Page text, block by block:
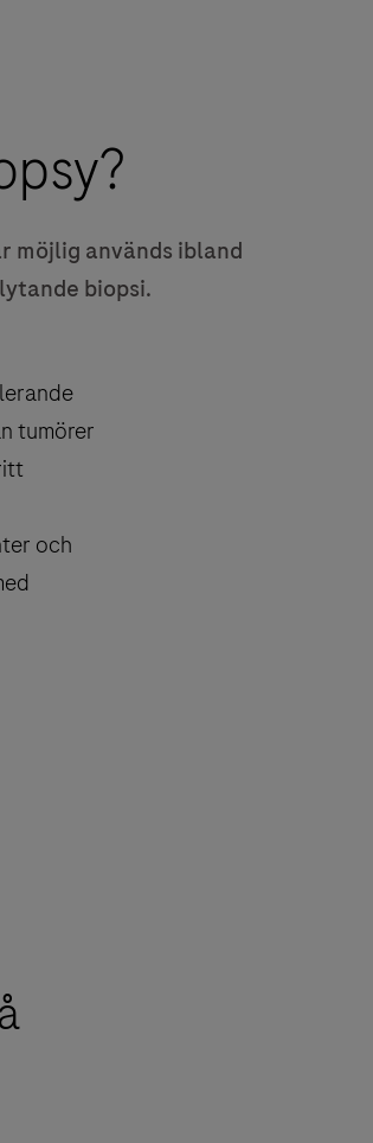
möjlig används ibland
biopsi.
tumörer
och